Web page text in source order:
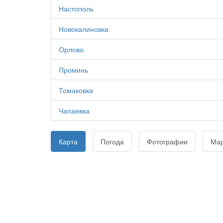
Настополь
Новокалиновка
Орлово
Проминь
Томаковка
Чапаевка
Карта Погода Фотографии